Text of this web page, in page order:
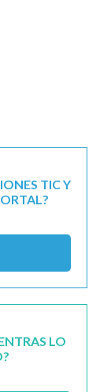
TIC Y
LO